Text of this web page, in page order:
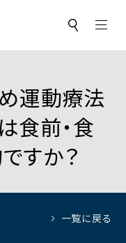
サ
ト
索
運動療法
食前・食
すか？
一覧に戻る